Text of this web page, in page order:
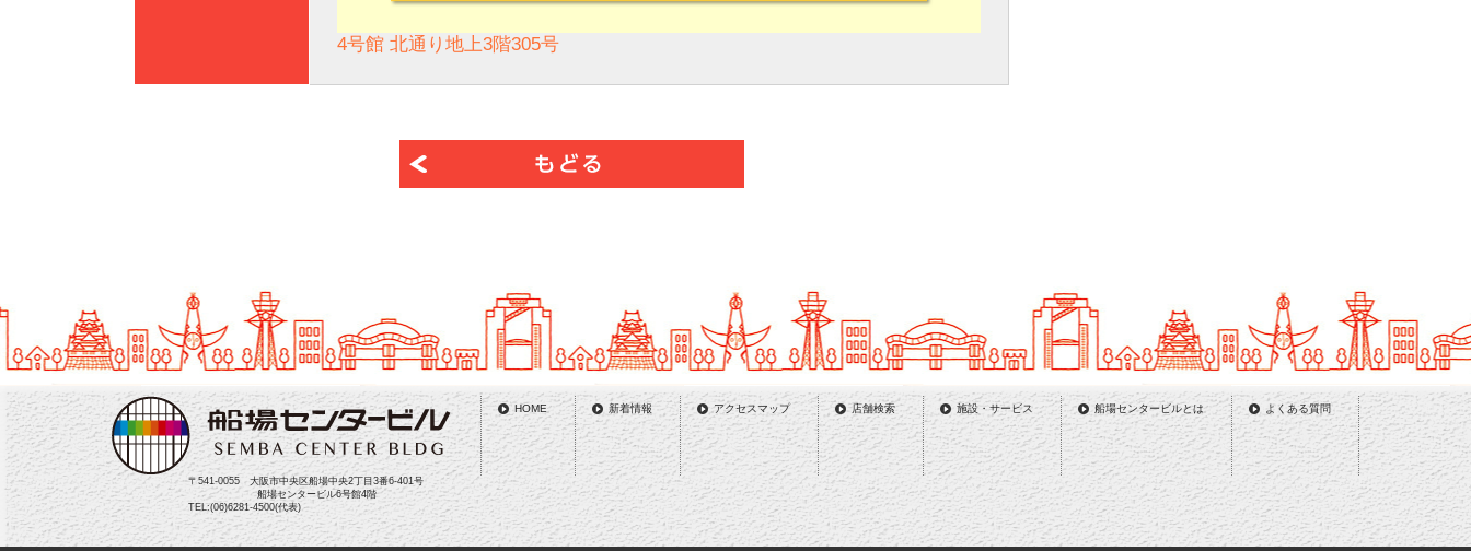
4号館 北通り地上3階305号
〒541-0055 大阪市中央区船場中央2丁目3番6-401号
船場センタービル6号館4階
TEL:(06)6281-4500(代表)
HOME 新着情報 アクセスマップ 店舗検索 施設・サービス 船場センタービルとは よくある質問